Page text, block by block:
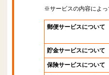
※サービスの内容によっ
郵便サービスについて
貯金サービスについて
保険サービスについて